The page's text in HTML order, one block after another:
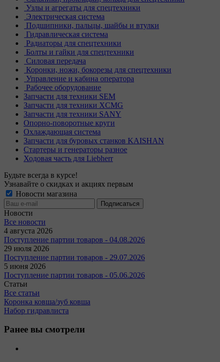
Узлы и агрегаты для спецтехники
Электрическая система
Подшипники, пальцы, шайбы и втулки
Гидравлическая система
Радиаторы для спецтехники
Болты и гайки для спецтехники
Силовая передача
Коронки, ножи, бокорезы для спецтехники
Управление и кабина оператора
Рабочее оборудование
Запчасти для техники SEM
Запчасти для техники XCMG
Запчасти для техники SANY
Опорно-поворотные круги
Охлаждающая система
Запчасти для буровых станков KAISHAN
Стартеры и генераторы разное
Ходовая часть для Liebherr
Будьте всегда в курсе!
Узнавайте о скидках и акциях первым
Новости магазина
Новости
Все новости
4 августа 2026
Поступление партии товаров - 04.08.2026
29 июля 2026
Поступление партии товаров - 29.07.2026
5 июня 2026
Поступление партии товаров - 05.06.2026
Статьи
Все статьи
Коронка ковша/зуб ковша
Набор гидравлиста
Ранее вы смотрели